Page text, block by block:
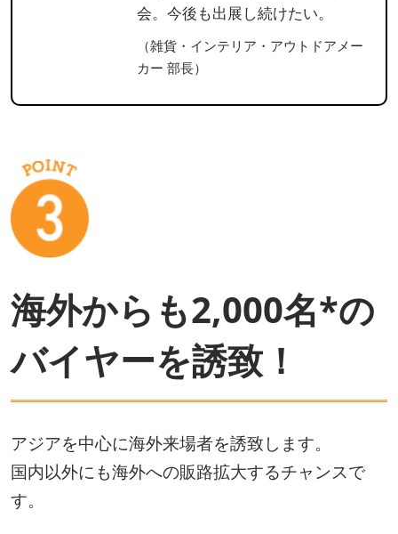
会。今後も出展し続けたい。
（雑貨・インテリア・アウトドアメー
カー 部長）
海外からも2,000名*の
バイヤーを誘致！
アジアを中心に海外来場者を誘致します。
国内以外にも海外への販路拡大するチャンスで
す。